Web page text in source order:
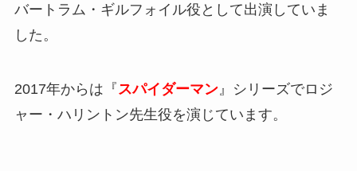
バートラム・ギルフォイル役として出演していま
した。
2017年からは『 スパイダーマン』シリーズでロジ
ャー・ハリントン先生役を演じています。